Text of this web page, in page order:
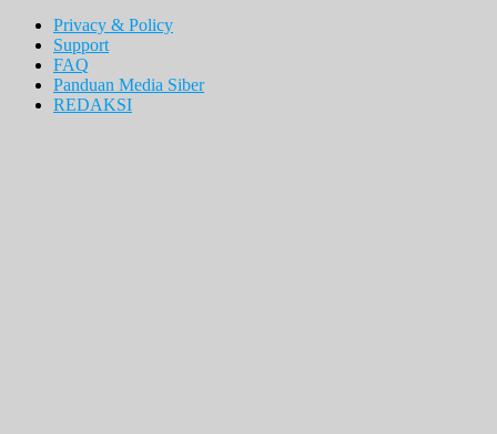
Privacy & Policy
Support
FAQ
Panduan Media Siber
REDAKSI